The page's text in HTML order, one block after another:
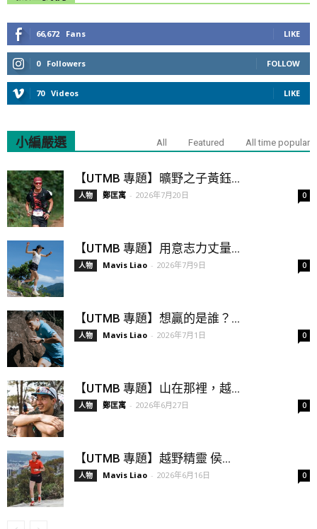
66,672 Fans LIKE
0 Followers FOLLOW
70 Videos LIKE
小編嚴選 All Featured All time popular
【UTMB 專題】曠野之子黃鈺...
人物 鄭匡寓 - 2026年7月20日 0
【UTMB 專題】用意志力丈量...
人物 Mavis Liao - 2026年7月9日 0
【UTMB 專題】想贏的是誰？...
人物 Mavis Liao - 2026年7月1日 0
【UTMB 專題】山在那裡，越...
人物 鄭匡寓 - 2026年6月27日 0
【UTMB 專題】越野精靈 侯...
人物 Mavis Liao - 2026年6月16日 0